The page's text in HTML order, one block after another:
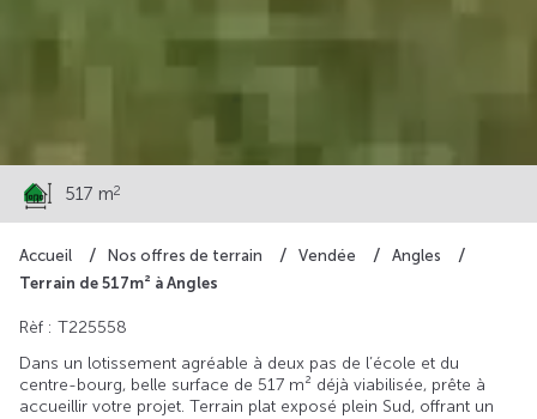
Accueil Nos offres de terrain Vendée
Angles
Terrain de 517m² à Angles
517 m2
Rèf : T225558
Dans un lotissement agréable à deux pas de l’école et du
centre-bourg, belle surface de 517 m² déjà viabilisée, prête à
accueillir votre projet. Terrain plat exposé plein Sud, offrant un